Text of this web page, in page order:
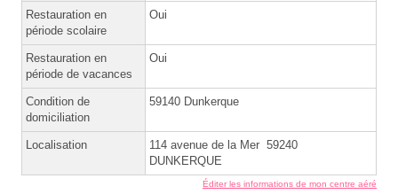
Restauration en
période scolaire
Oui
Restauration en
période de vacances
Oui
Condition de
domiciliation
59140 Dunkerque
Localisation
114 avenue de la Mer 59240
DUNKERQUE
Éditer les informations de mon centre aéré